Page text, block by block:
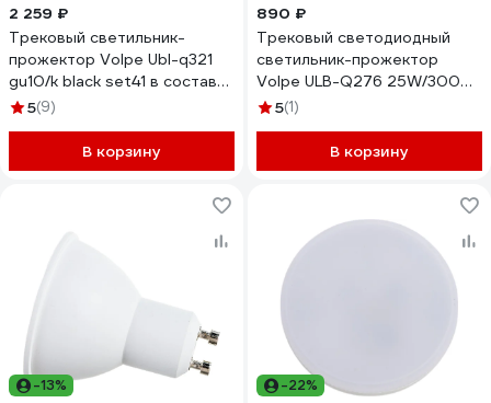
2 259 ₽
Трековый светильник-
прожектор Volpe Ubl-q321
gu10/k black set41 в составе
набора из 4шт, на
коннектором. под лампу
gu10. корпус черный. тм UL-
5(9)
В корзину
890 ₽
Трековый светодиодный
светильник-прожектор
Volpe ULB-Q276 25W/3000К
WHITE UL-00005938
5(1)
В корзину
-13% -22%